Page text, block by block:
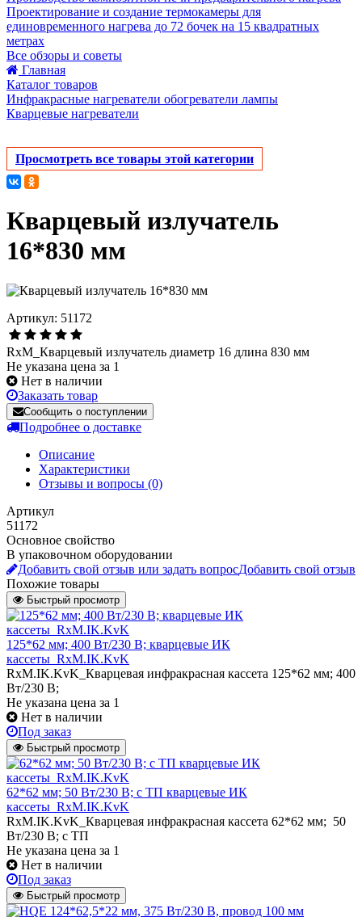
Проектирование и создание термокамеры для
единовременного нагрева до 72 бочек на 15 квадратных
метрах
Все обзоры и советы
Главная
Каталог товаров
Инфракрасные нагреватели обогреватели лампы
Кварцевые нагреватели
Просмотреть все товары этой категории
Кварцевый излучатель
16*830 мм
Артикул: 51172
RxM_Кварцевый излучатель диаметр 16 длина 830 мм
Не указана цена за 1
Нет в наличии
Заказать товар
Сообщить о поступлении
Подробнее о доставке
Описание
Характеристики
Отзывы и вопросы (0)
Артикул
51172
Основное свойство
В упаковочном оборудовании
Добавить свой отзыв или задать вопросДобавить свой отзыв
Похожие товары
Быстрый просмотр
125*62 мм; 400 Вт/230 В; кварцевые ИК
кассеты_RxM.IK.KvK
RxM.IK.KvK_Кварцевая инфракрасная кассета 125*62 мм; 400
Вт/230 В;
Не указана цена за 1
Нет в наличии
Под заказ
Быстрый просмотр
62*62 мм; 50 Вт/230 В; с ТП кварцевые ИК
кассеты_RxM.IK.KvK
RxM.IK.KvK_Кварцевая инфракрасная кассета 62*62 мм; 50
Вт/230 В; с ТП
Не указана цена за 1
Нет в наличии
Под заказ
Быстрый просмотр